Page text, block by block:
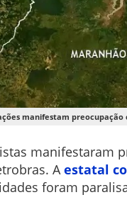
manifestam
manifestaram
A estatal
foram